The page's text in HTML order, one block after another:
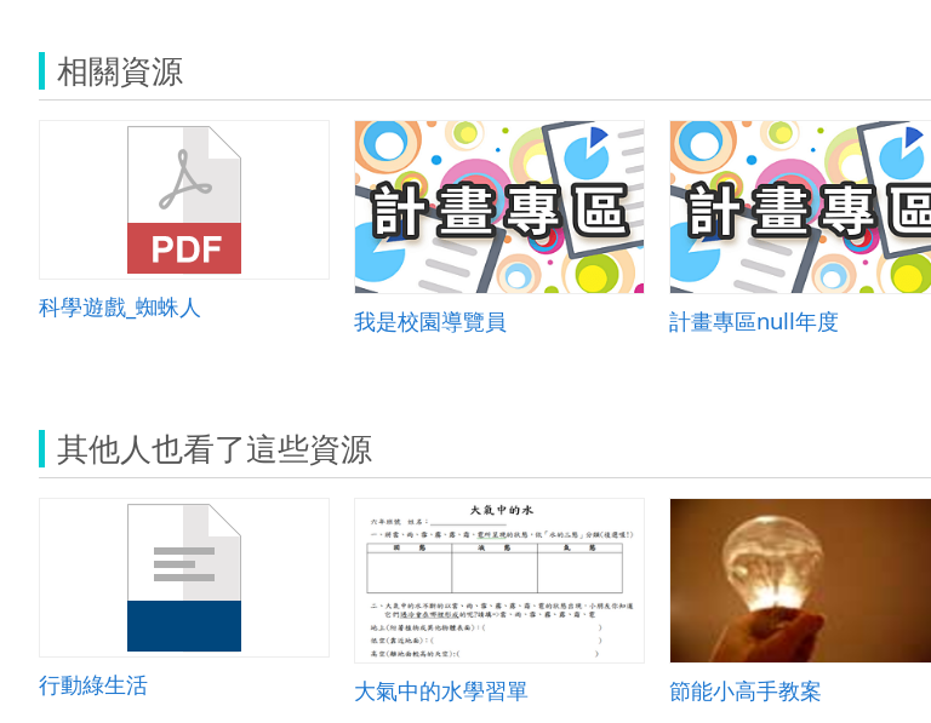
相關資源
科學遊戲_蜘蛛人
我是校園導覽員 計畫專區null年度
其他人也看了這些資源
行動綠生活 大氣中的水學習單 節能小高手教案